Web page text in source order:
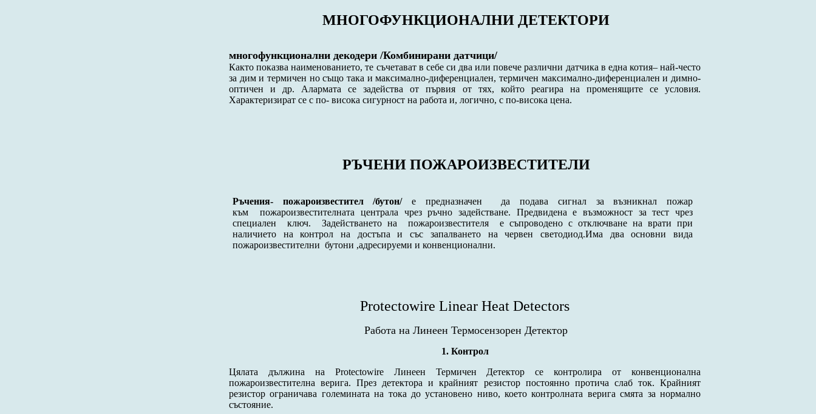
МНОГОФУНКЦИОНАЛНИ ДЕТЕКТОРИ
многофункционални декодери /Комбинирани датчици/
Както показва наименованието, те съчетават в себе си два или повече различни датчика в една котия– най-често
за дим и термичен но също така и максимално-диференциален, термичен максимално-диференциален и димно-
оптичен и др. Алармата се задейства от първия от тях, който реагира на променящите се условия.
Характеризират се с по- висока сигурност на работа и, логично, с по-висока цена.
РЪЧЕНИ ПОЖАРОИЗВЕСТИТЕЛИ
Ръчения- пожароизвестител /бутон/е предназначен
да подава сигнал за възникнал пожар
към пожароизвестителната централа чрез ръчно задействане. Предвидена е възможност за тест чрез
специален ключ. Задействането на пожароизвестителя е съпроводено с отключване на врати при
наличието на контрол на достъпа и със запалването на червен светодиод.Има два основни вида
пожароизвестителни бутони ,адресируеми и конвенционални.
Protectowire Linear Heat Detectors
Работа на Линеен Термосензорен Детектор
1. Контрол
Цялата дължина на Protectowire Линеен Термичен Детектор се контролира от конвенционална
пожароизвестителна верига. През детектора и крайният резистор постоянно протича слаб ток. Крайният
резистор ограничава големината на тока до установено ниво, което контролната верига смята за нормално
състояние.